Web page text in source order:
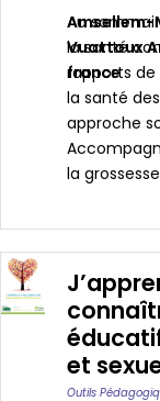
Amsellem-
Vuattoux
france
Au
la santé
rapports
la santé
approche
la grossesse
et
Outils